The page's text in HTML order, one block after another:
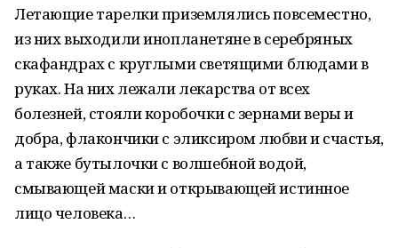
Летающие тарелки приземлялись повсеместно,
из них выходили инопланетяне в серебряных
скафандрах с круглыми светящими блюдами в
руках. На них лежали лекарства от всех
болезней, стояли коробочки с зернами веры и
добра, флакончики с эликсиром любви и счастья,
а также бутылочки с волшебной водой,
смывающей маски и открывающей истинное
лицо человека…